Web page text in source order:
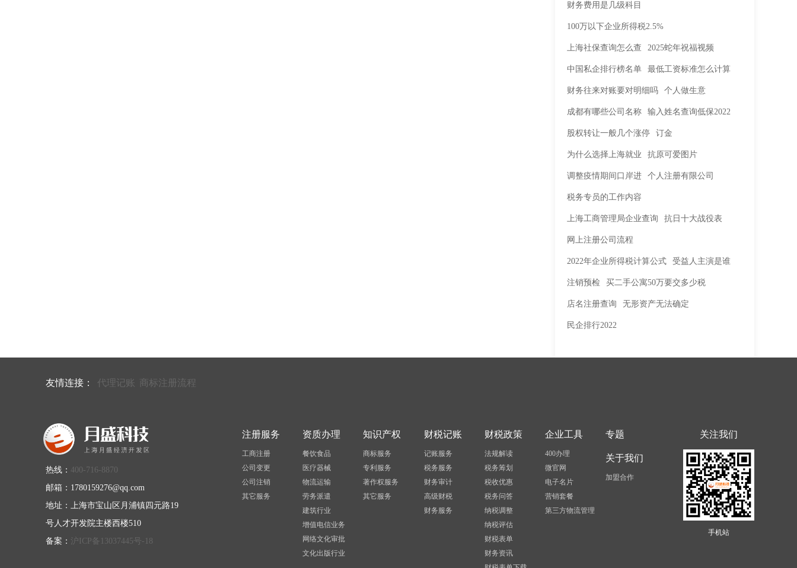
财务费用是几级科目
100万以下企业所得税2.5%
上海社保查询怎么查 2025蛇年祝福视频
中国私企排行榜名单 最低工资标准怎么计算
财务往来对账要对明细吗 个人做生意
成都有哪些公司名称 输入姓名查询低保2022
股权转让一般几个涨停 订金
为什么选择上海就业 抗原可爱图片
调整疫情期间口岸进 个人注册有限公司
税务专员的工作内容
上海工商管理局企业查询 抗日十大战役表
网上注册公司流程
2022年企业所得税计算公式 受益人主演是谁
注销预检 买二手公寓50万要交多少税
店名注册查询 无形资产无法确定
民企排行2022
友情连接： 代理记账 商标注册流程
热线： 400-716-8870
邮箱：1780159276@qq.com
地址：上海市宝山区月浦镇四元路19
号人才开发院主楼西楼510
备案： 沪ICP备13037445号-18
注册服务
工商注册
公司变更
公司注销
其它服务
资质办理
餐饮食品
医疗器械
物流运输
劳务派遣
建筑行业
增值电信业务
网络文化审批
文化出版行业
知识产权
商标服务
专利服务
著作权服务
其它服务
财税记账
记账服务
税务服务
财务审计
高级财税
财务服务
财税政策
法规解读
税务筹划
税收优惠
税务问答
纳税调整
纳税评估
财税表单
财务资讯
企业工具
400办理
微官网
电子名片
营销套餐
第三方物流管理
专题
关于我们
加盟合作
关注我们
手机站